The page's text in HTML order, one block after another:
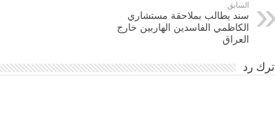
السابق
سند يطالب بملاحقة مستشاري
الكاظمي الفاسدين الهاربين خارج
العراق
اترك رد